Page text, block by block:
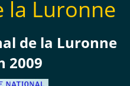
la Luronne
de la Luronne
2009